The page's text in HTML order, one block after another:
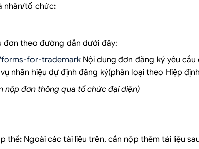
nhân/tổ chức:
đơn theo đường dẫn dưới đây:
forms-for-trademark Nội dung đơn đăng ký yêu
nhãn hiệu dự định đăng ký(phân loại theo Hiệp
nộp đơn thông qua tổ chức đại diện)
thể: Ngoài các tài liệu trên, cần nộp thêm tài liệu